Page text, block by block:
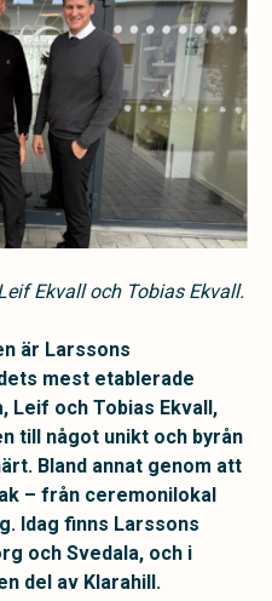
Ekvall och Tobias Ekvall.
är Larssons
mest etablerade
Leif och Tobias Ekvall,
till något unikt och byrån
Bland annat genom att
– från ceremonilokal
Idag finns Larssons
och Svedala, och i
del av Klarahill.